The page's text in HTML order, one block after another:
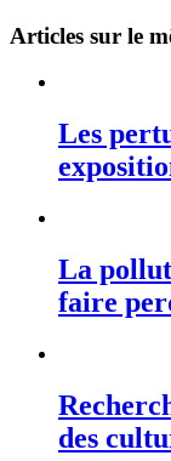
Articles sur le
Les
La
faire
des